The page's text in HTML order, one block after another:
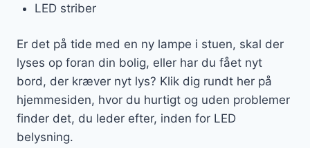
LED striber
Er det på tide med en ny lampe i stuen, skal der
lyses op foran din bolig, eller har du fået nyt
bord, der kræver nyt lys? Klik dig rundt her på
hjemmesiden, hvor du hurtigt og uden problemer
finder det, du leder efter, inden for LED
belysning.